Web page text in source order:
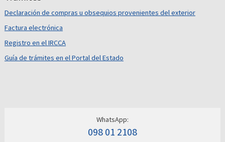
Declaración de compras u obsequios provenientes del exterior
Factura electrónica
Registro en el IRCCA
Guía de trámites en el Portal del Estado
WhatsApp:
098 01 2108